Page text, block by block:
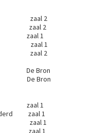
zaal 2
jaar zaal 2
zaal 1
15+ zaal 1
17+
De Bron
16 jaar De
m 12 jaar zaal 1
gevorderd zaal 1
11 + zaal 1
zaal 1